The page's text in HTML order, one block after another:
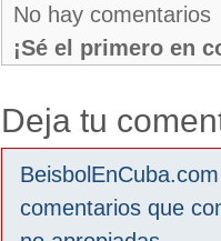
No hay comentarios
¡Sé el primero en
Deja tu
comentarios que